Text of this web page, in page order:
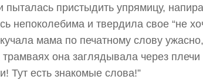
пыталась пристыдить упрямицу,
непоколебима и твердила свое “не
мама по печатному слову
трамваях она заглядывала через
Тут есть знакомые слова!”